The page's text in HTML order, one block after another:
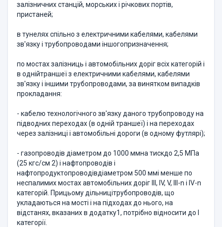
залізничних станцій, морських і річкових портів,
пристаней;
в тунелях спільно з електричними кабелями, кабелями
зв'язку і трубопроводами іншогопризначення;
по мостах залізниць і автомобільних доріг всіх категорій і
в однійтраншеї з електричними кабелями, кабелями
зв'язку і іншими трубопроводами, за винятком випадків
прокладання:
- кабелю технологічного зв'язку даного трубопроводу на
підводних переходах (в одній траншеї) і на переходах
через залізниці і автомобільні дороги (в одному футлярі);
- газопроводів діаметром до 1000 ммна тискдо 2,5 МПа
(25 кгс/см 2) і нафтопроводів і
нафтопродуктопроводівдіаметром 500 ммі менше по
неспалимих мостах автомобільних доріг III, IV, V, III-n і IV-n
категорій. Прицьому дільницітрубопроводів, що
укладаються на мості і на підходах до нього, на
відстанях, вказаних в додатку1, потрібно відносити до I
категорії.